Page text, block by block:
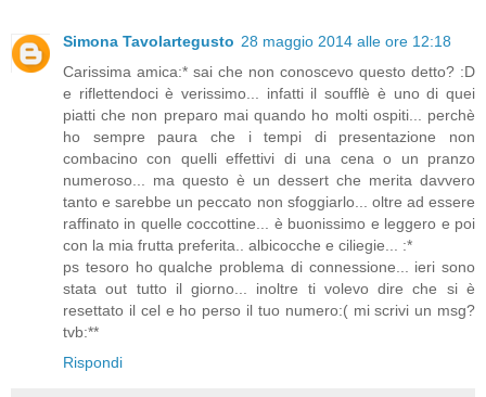
Simona Tavolartegusto 28 maggio 2014 alle ore 12:18
Carissima amica:* sai che non conoscevo questo detto? :D
e riflettendoci è verissimo... infatti il soufflè è uno di quei
piatti che non preparo mai quando ho molti ospiti... perchè
ho sempre paura che i tempi di presentazione non
combacino con quelli effettivi di una cena o un pranzo
numeroso... ma questo è un dessert che merita davvero
tanto e sarebbe un peccato non sfoggiarlo... oltre ad essere
raffinato in quelle coccottine... è buonissimo e leggero e poi
con la mia frutta preferita.. albicocche e ciliegie... :*
ps tesoro ho qualche problema di connessione... ieri sono
stata out tutto il giorno... inoltre ti volevo dire che si è
resettato il cel e ho perso il tuo numero:( mi scrivi un msg?
tvb:**
Rispondi